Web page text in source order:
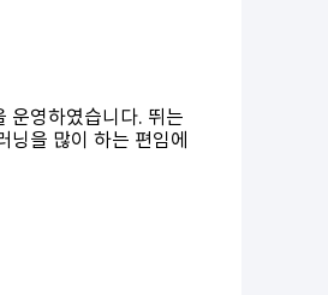
운영하였습니다. 뛰는
을 많이 하는 편임에